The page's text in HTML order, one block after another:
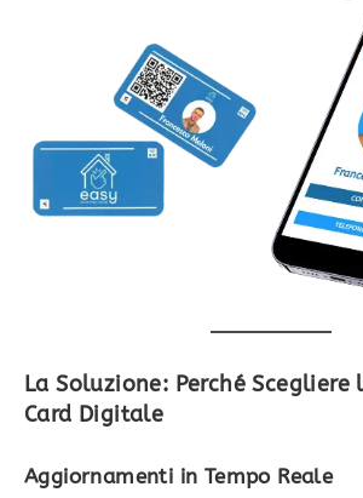
La Soluzione: Perché Scegliere
Card Digitale
Aggiornamenti in Tempo Reale